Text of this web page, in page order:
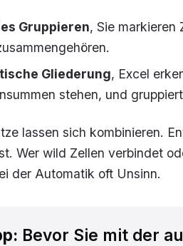
Gruppieren, Sie markieren
Gliederung, Excel
stehen, und
lassen sich kombinieren.
Wer wild Zellen verbindet
der Automatik oft Unsinn.
Bevor Sie mit der